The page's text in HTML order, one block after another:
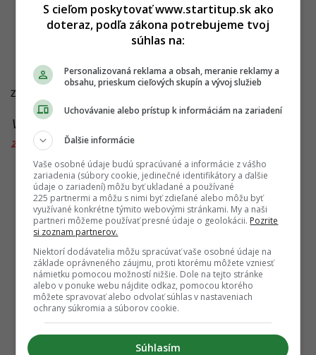
Zdroje:
Viac k téme:
zárobok
S cieľom poskytovať www.startitup.sk ako
doteraz, podľa zákona potrebujeme tvoj
súhlas na:
Personalizovaná reklama a obsah, meranie reklamy a
obsahu, prieskum cieľových skupín a vývoj služieb
Uchovávanie alebo prístup k informáciám na zariadení
Ďalšie informácie
Vaše osobné údaje budú spracúvané a informácie z vášho
zariadenia (súbory cookie, jedinečné identifikátory a ďalšie
údaje o zariadení) môžu byť ukladané a používané
225 partnermi a môžu s nimi byť zdieľané alebo môžu byť
využívané konkrétne týmito webovými stránkami. My a naši
partneri môžeme používať presné údaje o geolokácii. Pozrite
si zoznam partnerov.
Niektorí dodávatelia môžu spracúvať vaše osobné údaje na
základe oprávneného záujmu, proti ktorému môžete vzniesť
námietku pomocou možností nižšie. Dole na tejto stránke
alebo v ponuke webu nájdite odkaz, pomocou ktorého
môžete spravovať alebo odvolať súhlas v nastaveniach
ochrany súkromia a súborov cookie.
Súhlasím